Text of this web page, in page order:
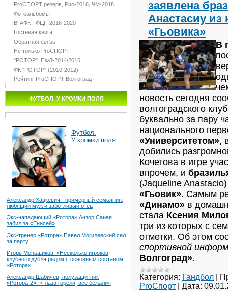
ProСПОРТ резерв, Рио-2016, ЧМ-2018
Фотоальбомы
ВГАФК - ФЦП 2016-2020
Гостевая книга
Обратная связь
Не только ProСПОРТ
"РОТОР". ПФЛ-2014/2015
ФК "РОТОР" (2010-2012)
Рейтинг ProСПОРТ Волгоград
ФУТБОЛ. У КРОМКИ ПОЛЯ
Футбол.
У кромки поля
Александр Хацкевич - примерный семьянин,
любящий муж и заботливый отец
Экс-нападающий «Ротора» Анзор Саная
забил за «Енисей»
Экс-тренер «Ротора» Павел Могилевский сел
за парту
Игорь Меньщиков: «Несколько игроков
клубного дубля рядом с основным составом
«Ротора»
Александр Шабичев, полузащитник
«Ротора-2»: «Глаза горели, все бежали»
заявлена
Анастасиу из
«Гьовика»
В
новость сегодня
волгоградского
буквально за пару
национального
«Университетом»,
добились
Кочетова в игре
впрочем, и
(Jaqueline
«Гьовик». Самым
«Динамо» в
стала Ксения
три из которых с
отметки. Об этом
спортивной
Волгоград».
Категория: Гандбол
ProСпорт
Дата: